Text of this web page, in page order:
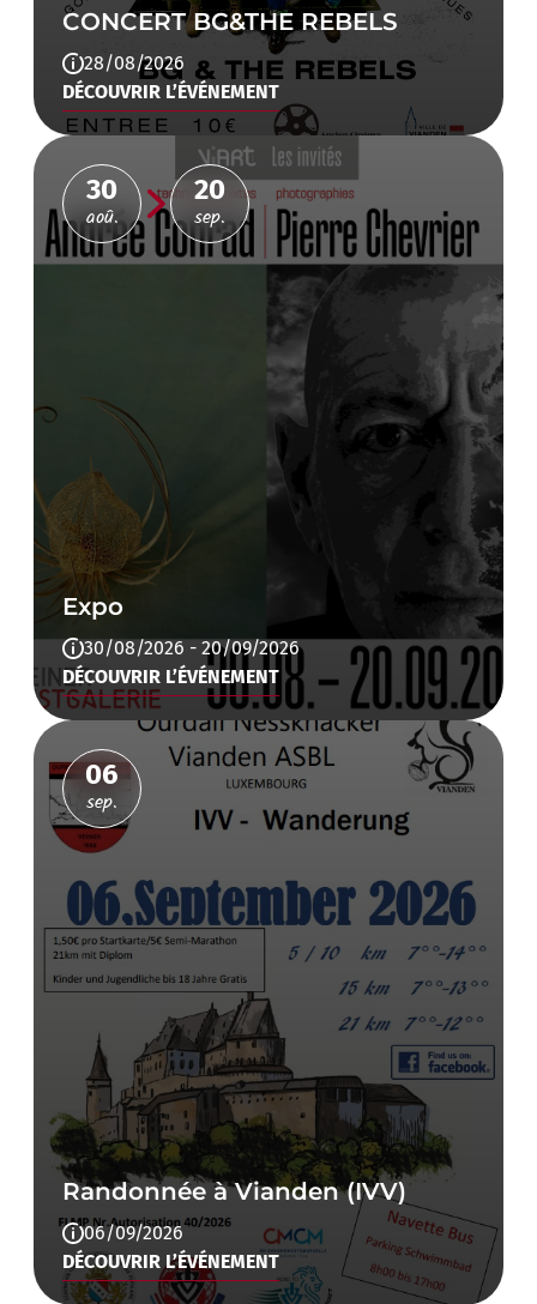
CONCERT BG&THE REBELS
28/08/2026
DÉCOUVRIR L’ÉVÉNEMENT
30
aoû.
20
sep.
Expo
30/08/2026 - 20/09/2026
DÉCOUVRIR L’ÉVÉNEMENT
06
sep.
Randonnée à Vianden (IVV)
06/09/2026
DÉCOUVRIR L’ÉVÉNEMENT